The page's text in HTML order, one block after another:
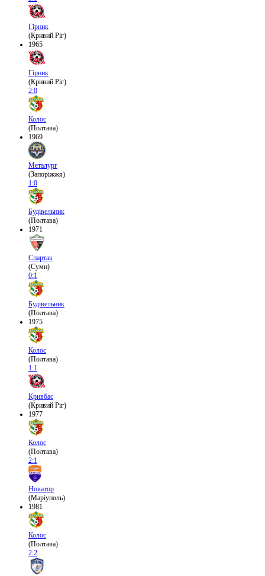
Гірник
(Кривий Ріг)
1965
Гірник
(Кривий Ріг)
2:0
Колос
(Полтава)
1969
Металург
(Запоріжжя)
1:0
Будівельник
(Полтава)
1971
Спартак
(Суми)
0:1
Будівельник
(Полтава)
1975
Колос
(Полтава)
1:1
Кривбас
(Кривий Ріг)
1977
Колос
(Полтава)
2:1
Новатор
(Маріуполь)
1981
Колос
(Полтава)
2:2